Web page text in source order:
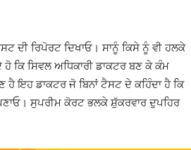
ਦੀ ਰਿਪੋਰਟ ਦਿਖਾਓ। ਸਾਨੂੰ ਕਿਸੇ ਨੂੰ ਵੀ ਹਲਕੇ
ਹੋ ਕਿ ਸਿਵਲ ਅਧਿਕਾਰੀ ਡਾਕਟਰ ਬਣ ਕੇ ਕੰਮ
ਇਹ ਡਾਕਟਰ ਜੋ ਬਿਨਾਂ ਟੈਸਟ ਦੇ ਕਹਿੰਦਾ ਹੈ ਕਿ
ਸੁਪਰੀਮ ਕੋਰਟ ਭਲਕੇ ਸ਼ੁੱਕਰਵਾਰ ਦੁਪਹਿਰ